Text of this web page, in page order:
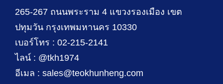
265-267 ถนนพระราม 4 แขวงรองเมือง เขต
ปทุมวัน กรุงเทพมหานคร 10330
เบอร์โทร : 02-215-2141
ไลน์ : @tkh1974
อีเมล : sales@teokhunheng.com